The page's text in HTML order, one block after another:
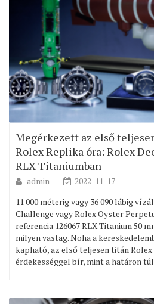
Megérkezett az első
Rolex Replika óra: Rolex
RLX Titaniumban
admin
2022-11-17
11 000 méterig vagy 36 090 lábig
Challenge vagy Rolex Oyster
referencia 126067 RLX Titanium 50
milyen vastag. Noha a
kapható, az első teljesen titán
érdekességgel bír, mint a határon